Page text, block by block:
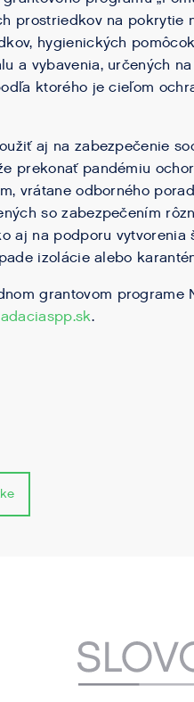
prostriedkov na pokrytie
hygienických
a vybavenia, určených
ktorého je cieľom
aj na zabezpečenie
prekonať pandémiu
vrátane odborného
so zabezpečením
aj na podporu
izolácie alebo
grantovom programe
.